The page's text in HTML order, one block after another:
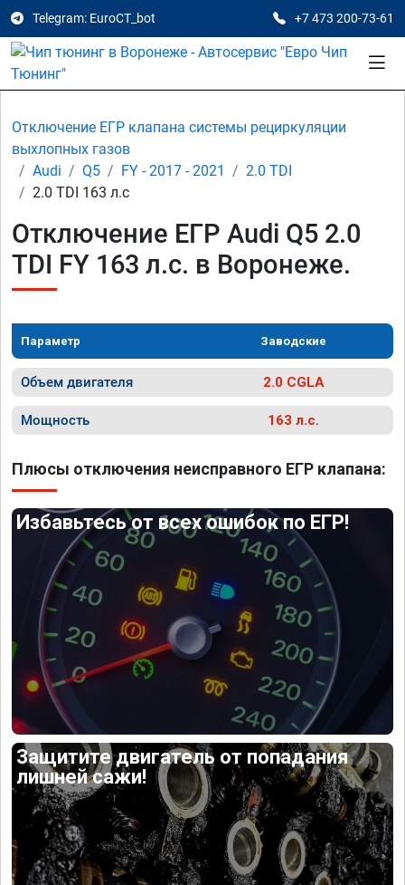
Telegram: EuroCT_bot +7 473 200-73-61
Отключение ЕГР клапана системы рециркуляции
выхлопных газов
Audi
Q5 FY - 2017 - 2021
2.0 TDI
2.0 TDI 163 л.с
Отключение ЕГР Audi Q5 2.0
TDI FY 163 л.с. в Воронеже.
Параметр Заводские
Объем двигателя 2.0 CGLA
Мощность 163 л.с.
Плюсы отключения неисправного ЕГР клапана:
Избавьтесь от всех ошибок по ЕГР!
Защитите двигатель от попадания
лишней сажи!